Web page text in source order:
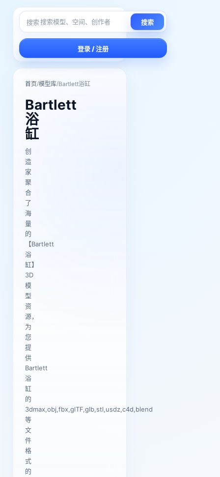
搜索 搜索
登录 / 注册
首页/模型库/Bartlett浴缸
Bartlett
浴
缸
创
造
家
聚
合
了
海
量
的
【Bartlett
浴
缸】
3D
模
型
资
源，
为
您
提
供
Bartlett
浴
缸
的
3dmax,obj,fbx,glTF,glb,stl,usdz,c4d,blend
等
文
件
格
式
的